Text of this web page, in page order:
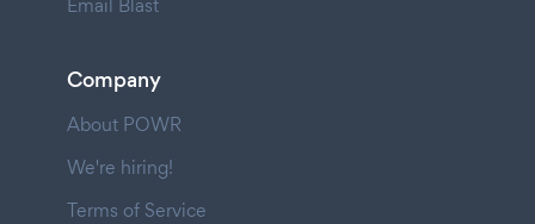
Company
About POWR
We're hiring!
Terms of Service